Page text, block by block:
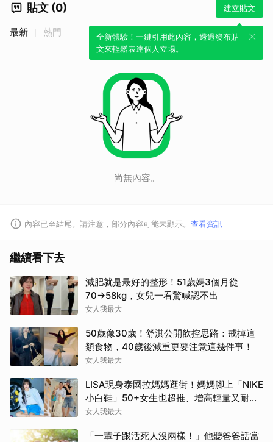
貼文 (0) 建立貼文
全新體驗！一鍵引用此內容，透過發布貼
文來輕鬆表達個人立場。
最新 熱門
尚無內容。
內容已至結尾。請注意，部分內容可能未顯示。 查看資訊
繼續看下去
減肥就是最好的整形！51歲媽3個月從
70→58kg，女兒一看驚喊認不出
女人我最大
50歲像30歲！舒淇公開飲控思路：戒掉這
類食物，40歲後減重更要注意這幾件事！
女人我最大
LISA現身泰國拉媽媽逛街！媽媽腳上「NIKE
小白鞋」50+女生也超推、增高輕量又耐
走！
女人我最大
「一輩子跟活死人沒兩樣！」他聽爸爸話當